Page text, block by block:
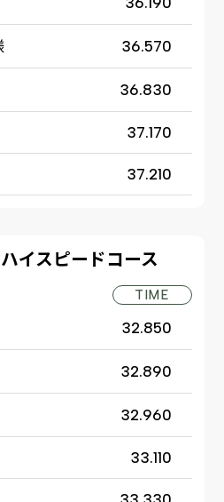
36.570
36.830
37.170
37.210
イスピードコース
TIME
32.850
32.890
32.960
33.110